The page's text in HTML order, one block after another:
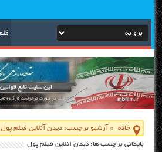
خانه » آرشیو برچسب: دیدن آنلاین فیلم پول
بایگانی برچسب ها: دیدن آنلاین فیلم پول